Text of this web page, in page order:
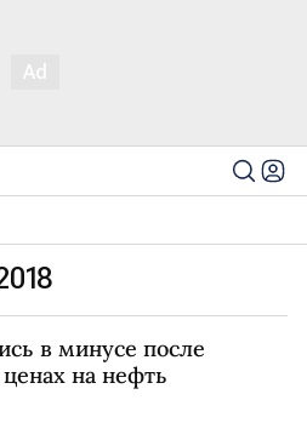
в минусе после
на нефть